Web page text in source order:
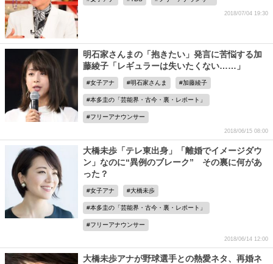
2018/07/04 19:30
明石家さんまの「抱きたい」発言に苦悩する加
藤綾子「レギュラーは失いたくない……」
女子アナ 明石家さんま 加藤綾子
本多圭の「芸能界・古今・裏・レポート」
フリーアナウンサー
2018/06/15 08:00
大橋未歩「テレ東出身」「離婚でイメージダウ
ン」なのに“異例のブレーク” その裏に何があ
った？
女子アナ 大橋未歩
本多圭の「芸能界・古今・裏・レポート」
フリーアナウンサー
2018/06/14 12:00
大橋未歩アナが野球選手との熱愛ネタ、再婚ネ